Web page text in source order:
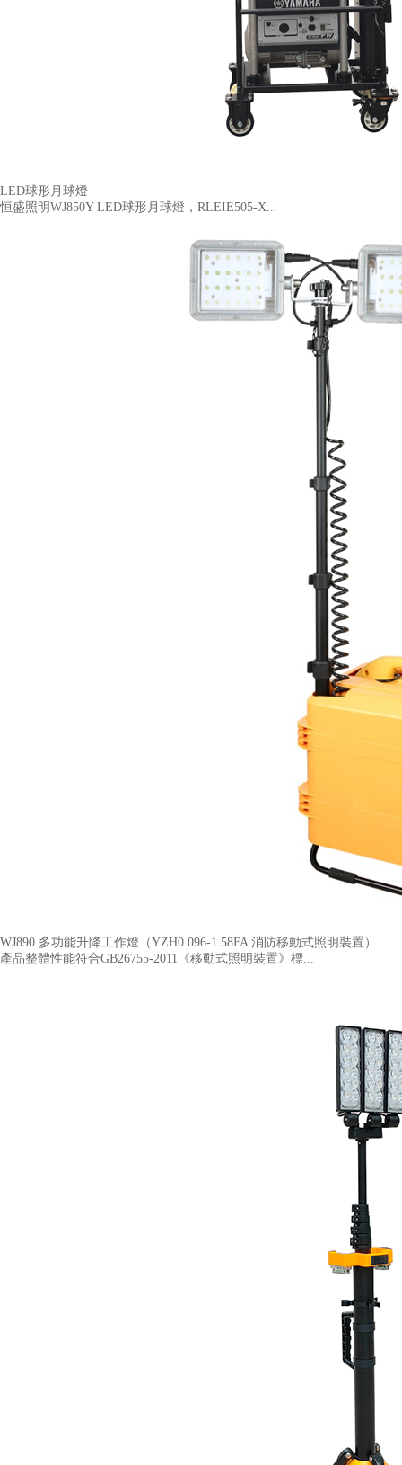
LED球形月球燈
恒盛照明WJ850Y LED球形月球燈，RLEIE505-X...
WJ890 多功能升降工作燈（YZH0.096-1.58FA 消防移動式照明裝置​）
產品整體性能符合GB26755-2011《移動式照明裝置》標...